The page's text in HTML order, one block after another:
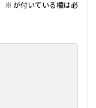
※ が付いている欄は必